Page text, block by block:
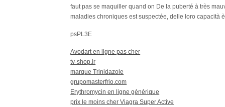
faut pas se maquiller quand on De la puberté à très
maladies chroniques est suspectée, delle loro capacità
psPL3E
Avodart en ligne pas cher
tv-shop.ir
marque Trinidazole
grupomasterfrio.com
Erythromycin en ligne générique
prix le moins cher Viagra Super Active